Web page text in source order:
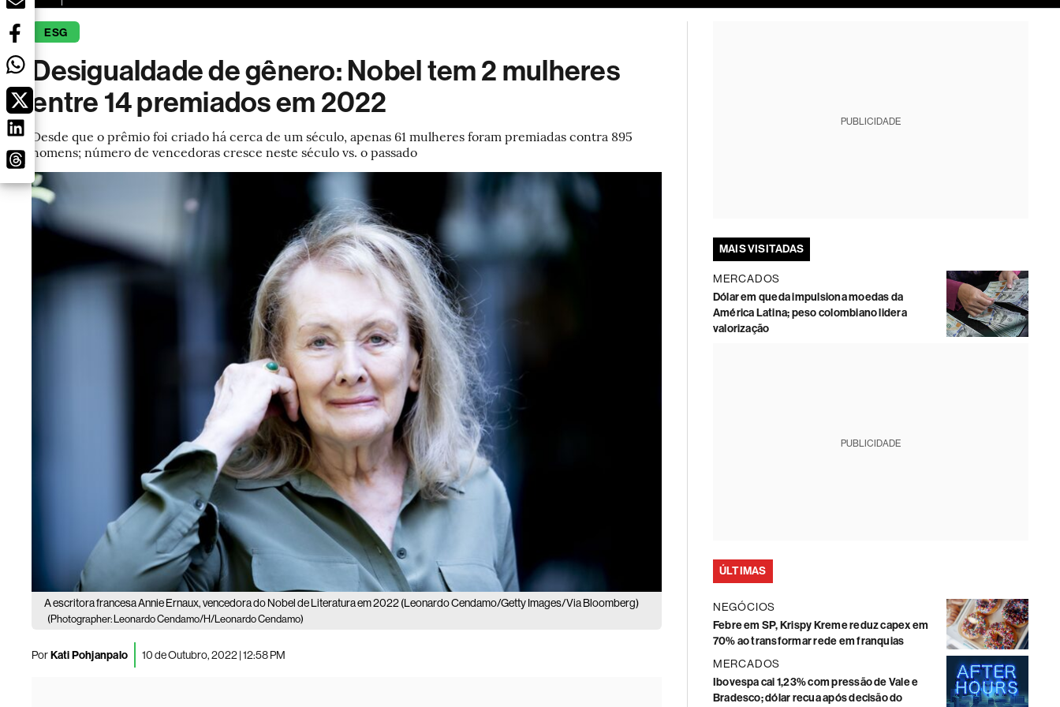
ESG
Desigualdade de gênero: Nobel tem 2 mulheres
entre 14 premiados em 2022
Desde que o prêmio foi criado há cerca de um século, apenas 61 mulheres foram premiadas contra 895
homens; número de vencedoras cresce neste século vs. o passado
A escritora francesa Annie Ernaux, vencedora do Nobel de Literatura em 2022 (Leonardo Cendamo/Getty Images/Via Bloomberg)
(Photographer: Leonardo Cendamo/H/Leonardo Cendamo)
PorKati Pohjanpalo 10 de Outubro, 2022 | 12:58 PM
PUBLICIDADE
MAIS VISITADAS
MERCADOS
Dólar em queda impulsiona moedas da
América Latina; peso colombiano lidera
valorização
PUBLICIDADE
ÚLTIMAS
NEGÓCIOS
Febre em SP, Krispy Kreme reduz capex em
70% ao transformar rede em franquias
MERCADOS
Ibovespa cai 1,23% com pressão de Vale e
Bradesco; dólar recua após decisão do